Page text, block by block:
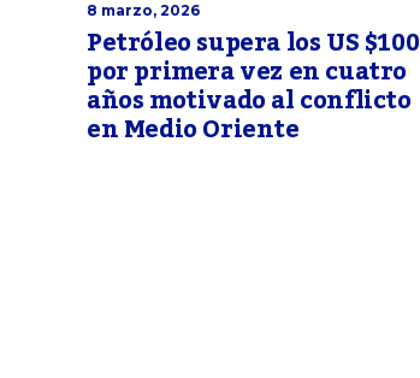
8 marzo, 2026
Petróleo supera los US $100
por primera vez en cuatro
años motivado al conflicto
en Medio Oriente